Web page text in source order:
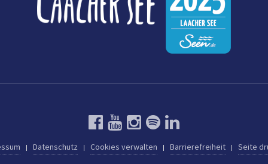
Datenschutz Cookies verwalten Barrierefreiheit Seite